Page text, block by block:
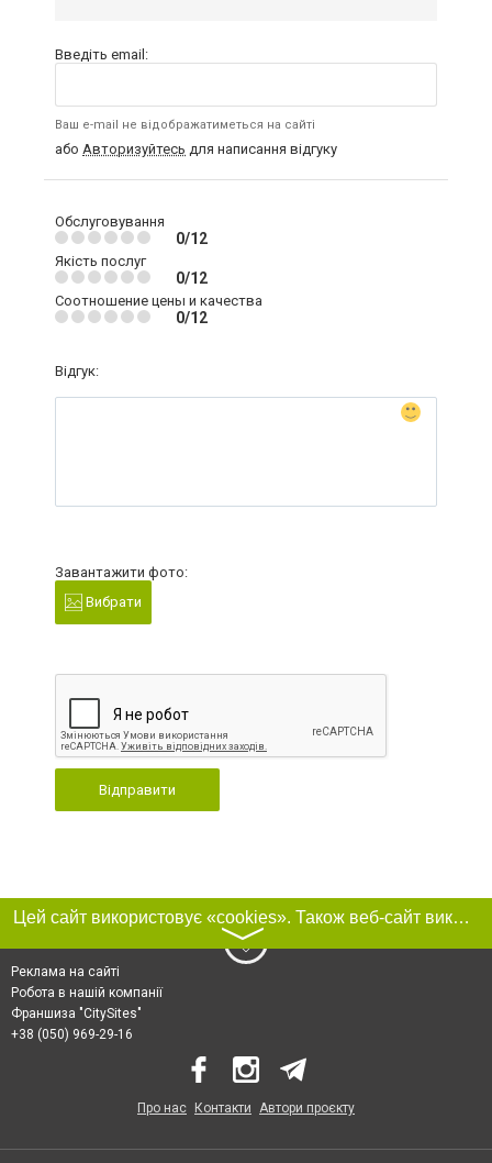
Введіть email:
Ваш e-mail не відображатиметься на сайті
або Авторизуйтесь для написання відгуку
Обслуговування
0/12
Якість послуг
0/12
Соотношение цены и качества
0/12
Відгук:
Завантажити фото:
Вибрати
Відправити
Цей сайт використовує «cookies». Також веб-сайт використовує інтернет-сервіс для збору технічних даних стосовно відвідувачів з метою отримання маркетингової та статистичної інформації. Умови обробки даних відвідувачів сайту див.
〉
Реклама на сайті
Робота в нашій компанії
Франшиза "CitySites"
+38 (050) 969-29-16
Про нас Контакти Автори проєкту